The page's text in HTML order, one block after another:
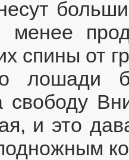
спины от
лошади
свободу
и это